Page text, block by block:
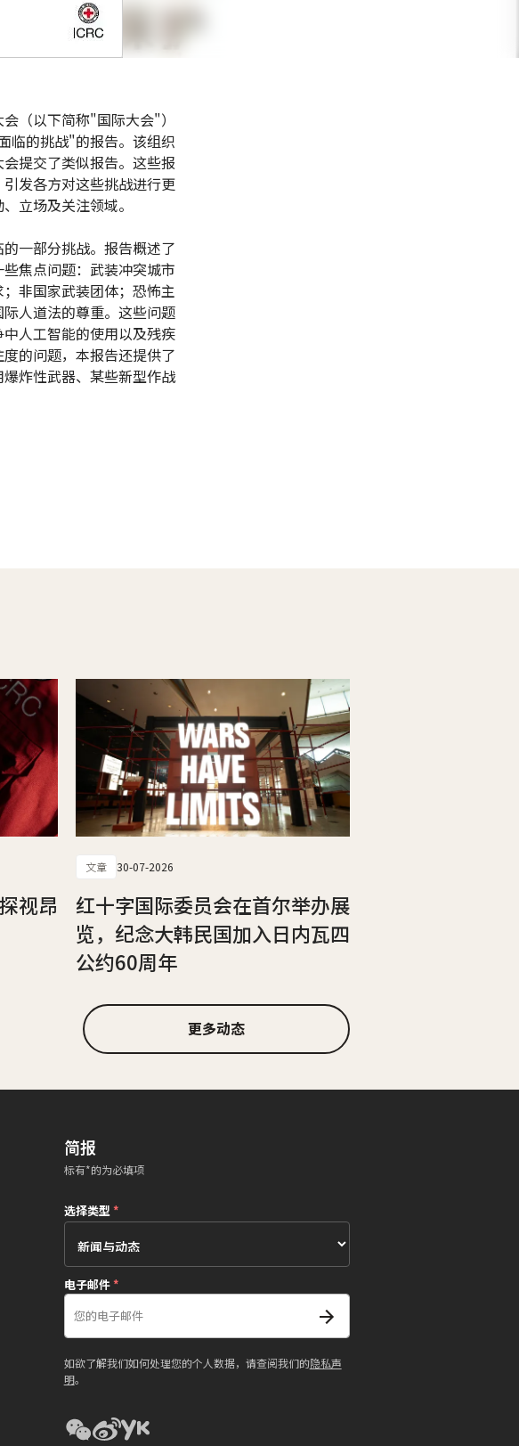
（以下简称"国际大会"）
临的挑战"的报告。该组织
提交了类似报告。这些报
发各方对这些挑战进行更
立场及关注领域。
一部分挑战。报告概述了
焦点问题：武装冲突城市
非国家武装团体；恐怖主
人道法的尊重。这些问题
人工智能的使用以及残疾
的问题，本报告还提供了
炸性武器、某些新型作战
视昂
文章 30-07-2026
红十字国际委员会在首尔举办展
览，纪念大韩民国加入日内瓦四
公约60周年
更多动态
简报
标有*的为必填项
选择类型 *
电子邮件*
如欲了解我们如何处理您的个人数据，请查阅我们的隐私声
明。